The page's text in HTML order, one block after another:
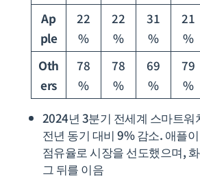
Ap
ple
22
%
22
%
31
%
21
%
Oth
ers
78
%
78
%
69
%
79
%
2024년 3분기 전세계 스마트워
전년 동기 대비 9% 감소. 애플
점유율로 시장을 선도했으며,
그 뒤를 이음